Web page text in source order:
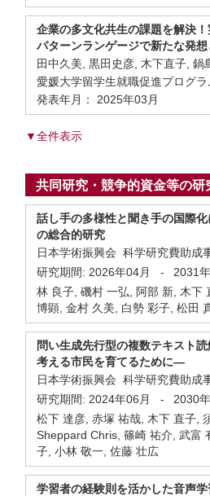
企業の多文化共生の課題を解決
パターンランゲージで新たな発想
田中久美, 黒田史彦, 木下直子,
愛媛大学留学生就職促進プログラ
発表年月： 2025年03月
▼全件表示
共同研究・競争的資金等の研
話し手の多様性と聞き手の国際
の総合的研究
日本学術振興会 科学研究費助成
研究期間: 2026年04月 -
2031
林 良子, 磯村 一弘, 阿部 新, 木下
博顕, 金村 久美, 白勢 彩子, 松田
問い生成先行型の複数テキスト
考える市民を育てるために―
日本学術振興会 科学研究費助成
研究期間: 2024年06月 -
2030
松下 達彦, 赤塚 祐哉, 木下 直子,
Sheppard Chris, 篠崎 祐介, 武富
子, 小林 敬一, 佐藤 壮広
学習者の経験則を活かした音声